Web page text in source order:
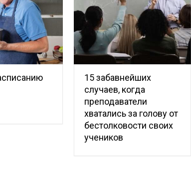
15 забавнейших
случаев, когда
преподаватели
хватались за голову от
бестолковости своих
учеников